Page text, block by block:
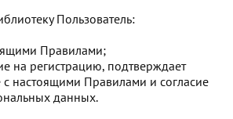
Пользователь:
Правилами;
на регистрацию, подтверждает
с настоящими Правилами и согласие
данных.